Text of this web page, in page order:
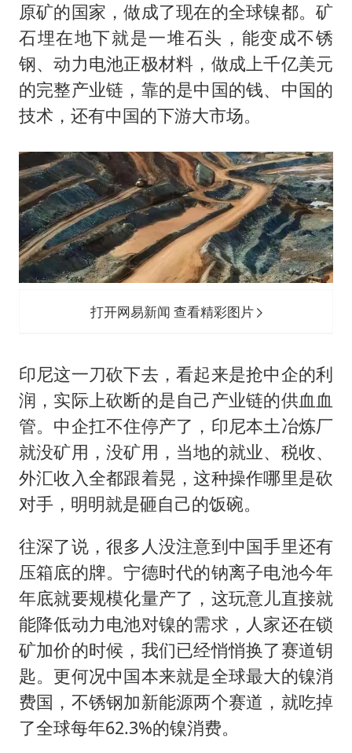
原矿的国家，做成了现在的全球镍都。矿
石埋在地下就是一堆石头，能变成不锈
钢、动力电池正极材料，做成上千亿美元
的完整产业链，靠的是中国的钱、中国的
技术，还有中国的下游大市场。
打开网易新闻 查看精彩图片
印尼这一刀砍下去，看起来是抢中企的利
润，实际上砍断的是自己产业链的供血血
管。中企扛不住停产了，印尼本土冶炼厂
就没矿用，没矿用，当地的就业、税收、
外汇收入全都跟着晃，这种操作哪里是砍
对手，明明就是砸自己的饭碗。
往深了说，很多人没注意到中国手里还有
压箱底的牌。宁德时代的钠离子电池今年
年底就要规模化量产了，这玩意儿直接就
能降低动力电池对镍的需求，人家还在锁
矿加价的时候，我们已经悄悄换了赛道钥
匙。更何况中国本来就是全球最大的镍消
费国，不锈钢加新能源两个赛道，就吃掉
了全球每年62.3%的镍消费。